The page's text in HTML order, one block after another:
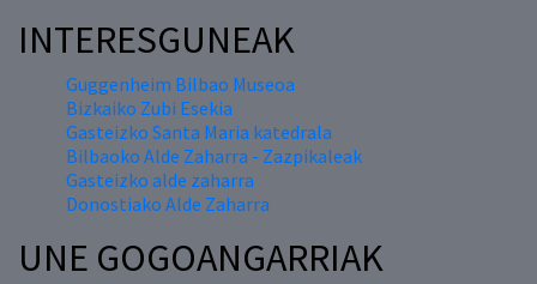
INTERESGUNEAK
Guggenheim Bilbao Museoa
Bizkaiko Zubi Esekia
Gasteizko Santa Maria katedrala
Bilbaoko Alde Zaharra - Zazpikaleak
Gasteizko alde zaharra
Donostiako Alde Zaharra
UNE GOGOANGARRIAK